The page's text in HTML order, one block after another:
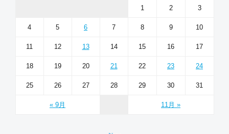
« 9月 11月 »
1 2 3
4 5 6 7 8 9 10
11 12 13 14 15 16 17
18 19 20 21 22 23 24
25 26 27 28 29 30 31